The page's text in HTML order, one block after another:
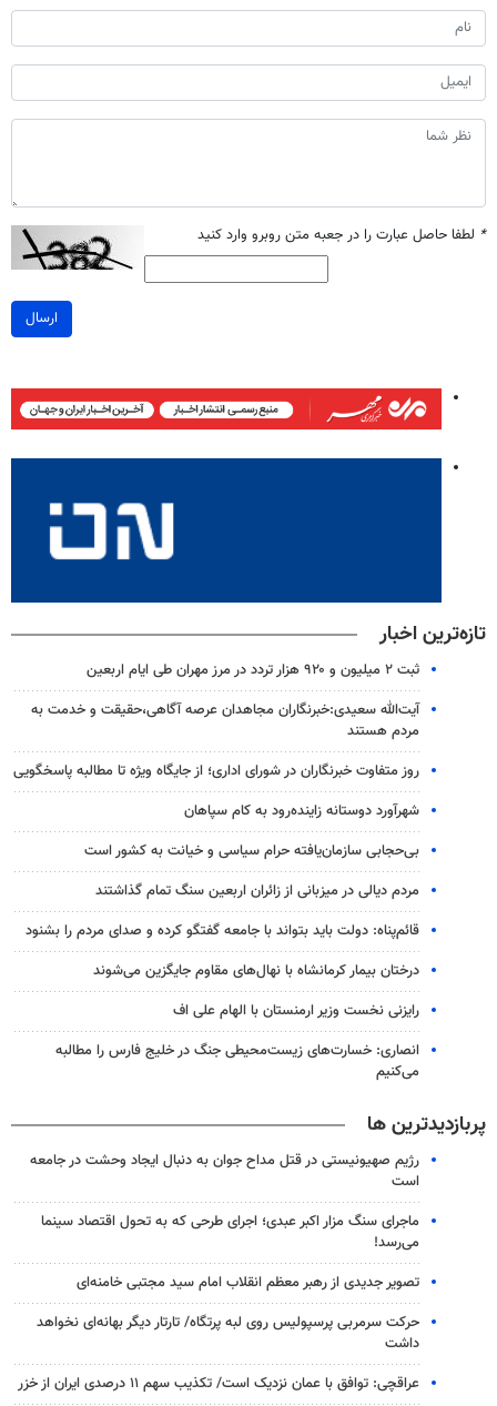
* لطفا حاصل عبارت را در جعبه متن روبرو وارد کنید
ارسال
تازه‌ترین اخبار
ثبت ۲ میلیون و ۹۲۰ هزار تردد در مرز مهران طی ایام اربعین
آیت‌الله سعیدی:خبرنگاران مجاهدان عرصه آگاهی،حقیقت و خدمت به
مردم هستند
روز متفاوت خبرنگاران در شورای اداری؛ از جایگاه ویژه تا مطالبه پاسخگویی
شهرآورد دوستانه زاینده‌رود به کام سپاهان
بی‌حجابی سازمان‌یافته حرام سیاسی و خیانت به کشور است
مردم دیالی در میزبانی از زائران اربعین سنگ تمام گذاشتند
قائم‌پناه: دولت باید بتواند با جامعه گفتگو کرده و صدای مردم را بشنود
درختان بیمار کرمانشاه با نهال‌های مقاوم جایگزین می‌شوند
رایزنی نخست وزیر ارمنستان با الهام علی اف
انصاری: خسارت‌های زیست‌محیطی جنگ در خلیج فارس را مطالبه‌
می‌کنیم
پربازدیدترین ها
رژیم صهیونیستی در قتل مداح جوان به دنبال ایجاد وحشت در جامعه
است
ماجرای سنگ مزار اکبر عبدی؛ اجرای طرحی که به تحول اقتصاد سینما
می‌رسد!
تصویر جدیدی از رهبر معظم انقلاب امام سید مجتبی خامنه‌ای
حرکت سرمربی پرسپولیس روی لبه پرتگاه/ تارتار دیگر بهانه‌ای نخواهد
داشت
عراقچی: توافق با عمان نزدیک است/ تکذیب سهم ۱۱ درصدی ایران از خزر